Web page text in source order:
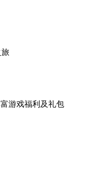
富游戏福利 及礼包